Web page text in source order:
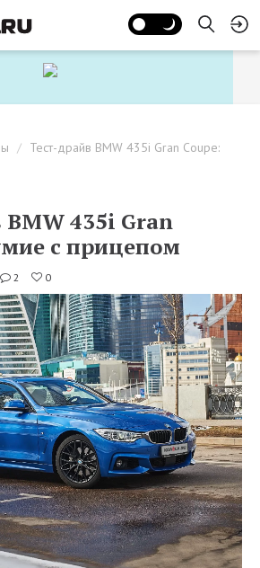
Тест-драйв BMW 435i Gran Coupe:
435i Gran
с прицепом
2 0